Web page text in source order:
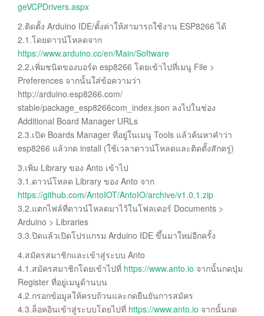
geVCPDrivers.aspx
2.ติดตั้ง Arduino IDE/ตั้งค่าให้สามารถใช้งาน ESP8266 ได้
2.1.โดยดาวน์โหลดจาก
https://www.arduino.cc/en/Main/Software
2.2.เพิ่มชนิดของบอร์ด esp8266 โดยเข้าไปที่เมนู File >
Preferences จากนั้นใส่ข้อความว่า
http://arduino.esp8266.com/
stable/package_esp8266com_index.json ลงไปในช่อง
Additional Board Manager URLs
2.3.เปิด Boards Manager ที่อยู่ในเมนู Tools แล้วค้นหาคำว่า
esp8266 แล้วกด install (ใช้เวลาดาวน์โหลดและติดตั้งสักครู่)
3.เพิ่ม Library ของ Anto เข้าไป
3.1.ดาวน์โหลด Library ของ Anto จาก
https://github.com/AntoIOT/AntoIO/archive/v1.0.1.zip
3.2.แตกไฟล์ที่ดาวน์โหลดมาไว้ในโฟลเดอร์ Documents >
Arduino > Libraries
3.3.ปิดแล้วเปิดโปรแกรม Arduino IDE ขึ้นมาใหม่อีกครั้ง
4.สมัครสมาชิกและเข้าสู่ระบบ Anto
4.1.สมัครสมาชิกโดยเข้าไปที่ https://www.anto.io จากนั้นกดปุ่ม
Register ที่อยู่เมนูด้านบน
4.2.กรอกข้อมูลให้ครบถ้วนและกดยืนยันการสมัคร
4.3.ล็อคอินเข้าสู่ระบบโดยไปที่ https://www.anto.io จากนั้นกด